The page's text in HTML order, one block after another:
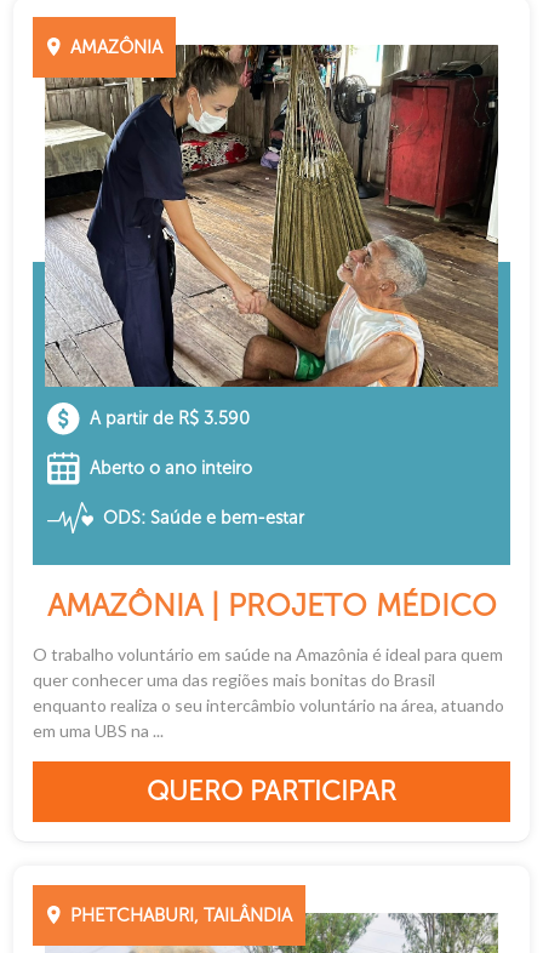
AMAZÔNIA
A partir de R$ 3.590
Aberto o ano inteiro
ODS: Saúde e bem-estar
AMAZÔNIA | PROJETO MÉDICO
O trabalho voluntário em saúde na Amazônia é ideal para quem
quer conhecer uma das regiões mais bonitas do Brasil
enquanto realiza o seu intercâmbio voluntário na área, atuando
em uma UBS na ...
QUERO PARTICIPAR
PHETCHABURI, TAILÂNDIA